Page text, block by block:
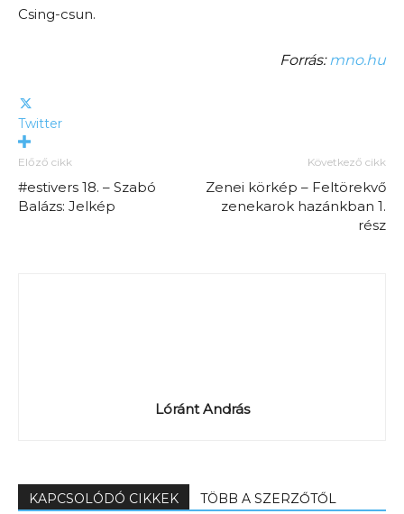
Csing-csun.
Forrás:mno.hu
Twitter
Előző cikk
#estivers 18. – Szabó
Balázs: Jelkép
Következő cikk
Zenei körkép – Feltörekvő
zenekarok hazánkban 1.
rész
Lóránt András
KAPCSOLÓDÓ CIKKEK TÖBB A SZERZŐTŐL